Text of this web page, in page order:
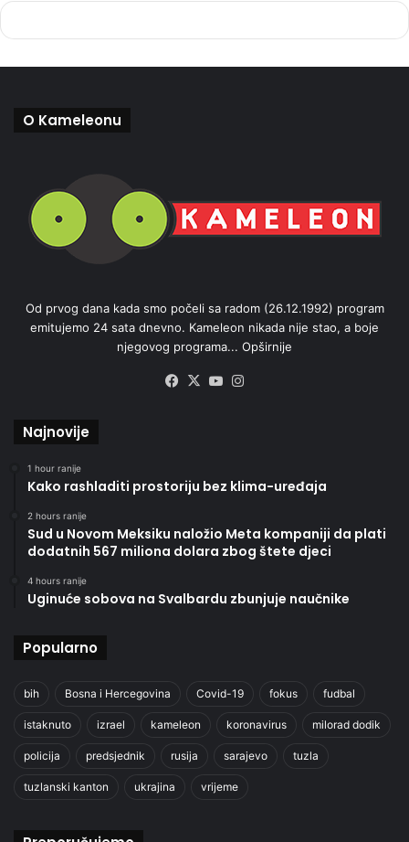
O Kameleonu
Od prvog dana kada smo počeli sa radom (26.12.1992) program
emitujemo 24 sata dnevno. Kameleon nikada nije stao, a boje
njegovog programa... Opširnije
Facebook
X YouTube
Najnovije
1 hour ranije
Kako rashladiti prostoriju bez klima-uređaja
2 hours ranije
Sud u Novom Meksiku naložio Meta kompaniji da plati
dodatnih 567 miliona dolara zbog štete djeci
4 hours ranije
Uginuće sobova na Svalbardu zbunjuje naučnike
Popularno
bih Bosna i Hercegovina Covid-19 fokus fudbal
istaknuto izrael kameleon koronavirus milorad dodik
policija predsjednik rusija sarajevo tuzla
tuzlanski kanton ukrajina vrijeme